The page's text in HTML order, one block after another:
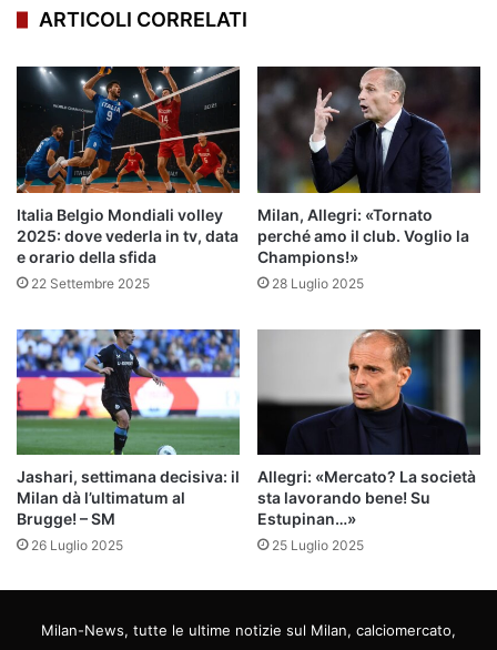
ARTICOLI CORRELATI
Italia Belgio Mondiali volley
2025: dove vederla in tv, data
e orario della sfida
22 Settembre 2025
Milan, Allegri: «Tornato
perché amo il club. Voglio la
Champions!»
28 Luglio 2025
Jashari, settimana decisiva: il
Milan dà l’ultimatum al
Brugge! – SM
26 Luglio 2025
Allegri: «Mercato? La società
sta lavorando bene! Su
Estupinan…»
25 Luglio 2025
Milan-News, tutte le ultime notizie sul Milan, calciomercato,